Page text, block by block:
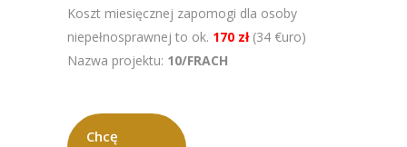
Koszt miesięcznej zapomogi dla osoby
niepełnosprawnej to ok. 170 zł(34 €uro)
Nazwa projektu: 10/FRACH
Chcę